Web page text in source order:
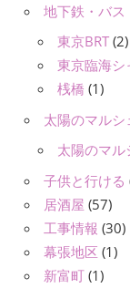
地下鉄・バス
東京BRT (2)
東京臨海シ
桟橋 (1)
太陽のマルシ
太陽のマ
子供と行ける
居酒屋 (57)
工事情報 (30)
幕張地区 (1)
新富町 (1)